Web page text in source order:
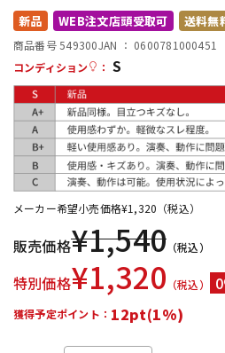
配信/ライブ機器
中古
新品 WEB注文店頭受取可 送料無
商品番号 549300JAN ： 0600781000451
コンディション
： S
メーカー希望小売価格¥1,320 （税込）
販売価格¥1,540 （税込）
特別価格¥1,320 （税込）
獲得予定ポイント： 12pt(1%)